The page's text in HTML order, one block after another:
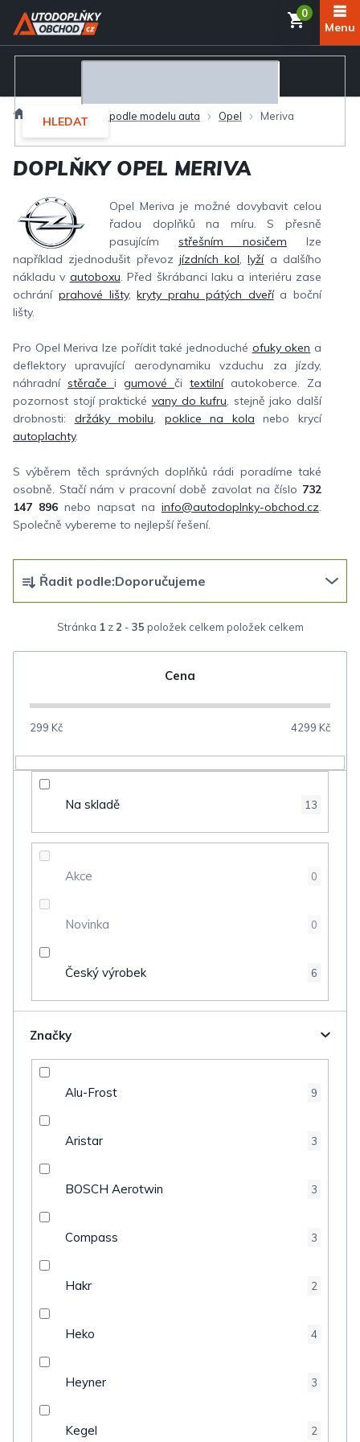
Přejít
obsah
HLEDAT
Autodoplňky podle modelu auta Opel Meriva
DOPLŇKY OPEL MERIVA
Opel Meriva je možné dovybavit celou
řadou doplňků na míru. S přesně
pasujícím střešním nosičem lze
například zjednodušit převoz jízdních kol,lyžía dalšího
nákladu v autoboxu. Před škrábanci laku a interiéru zase
ochrání prahové lišty,kryty prahu pátých dveřía boční
lišty.
Pro Opel Meriva lze pořídit také jednoduché ofuky oken a
deflektory upravující aerodynamiku vzduchu za jízdy,
náhradní stěrače i gumové či textilníautokoberce. Za
pozornost stojí praktické vany do kufru, stejně jako další
drobnosti: držáky mobilu, poklice na kola nebo krycí
autoplachty.
S výběrem těch správných doplňků rádi poradíme také
osobně. Stačí nám v pracovní době zavolat na číslo 732
147 896 nebo napsat na info@autodoplnky-obchod.cz.
Společně vybereme to nejlepší řešení.
Stránka 1z 2 - 35 položek celkem
a
e
o
Řadit podle:Doporučujeme
Cena
299 Kč 4299 Kč
Na skladě 13
Akce 0
Novinka 0
Český výrobek 6
Značky
Alu-Frost 9
Aristar 3
BOSCH Aerotwin 3
Compass 3
Hakr 2
Heko 4
Heyner 3
Kegel 2